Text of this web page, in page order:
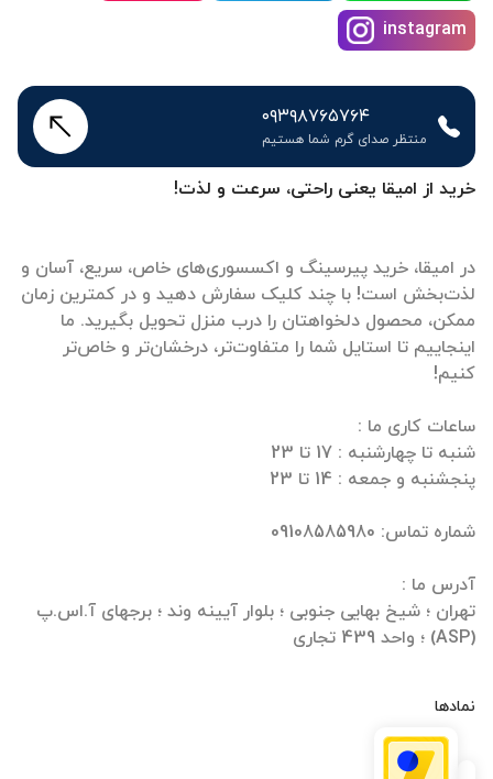
خرید از امیقا یعنی راحتی، سرعت و لذت!
در امیقا، خرید پیرسینگ و اکسسوری‌های خاص، سریع، آسان و
لذت‌بخش است! با چند کلیک سفارش دهید و در کمترین زمان
ممکن، محصول دلخواهتان را درب منزل تحویل بگیرید. ما
اینجاییم تا استایل شما را متفاوت‌تر، درخشان‌تر و خاص‌تر
تهران ؛ شیخ بهایی جنوبی ؛ بلوار آیینه وند ؛ برجهای آ.اس.پ
(ASP) ؛ واحد 439 تجاری
نمادها
instagram
۰۹۳۹۸۷۶۵۷۶۴
منتظر صدای گرم شما هستیم